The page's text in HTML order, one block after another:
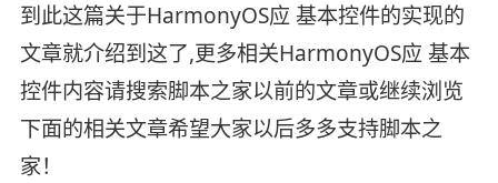
到此这篇关于HarmonyOS应 基本控件的实现的
文章就介绍到这了,更多相关HarmonyOS应 基本
控件内容请搜索脚本之家以前的文章或继续浏览
下面的相关文章希望大家以后多多支持脚本之
家！